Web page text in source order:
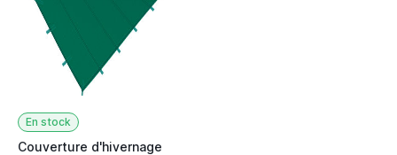
En stock
Couverture d'hivernage